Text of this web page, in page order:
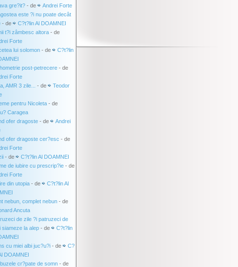
gre?it? - de
Andrei Forte
este ?i nu poate decât
- de
C?t?lin Al DOAMNEI
t?i zâmbesc altora - de
Forte
lui solomon - de
C?t?lin
post-petrecere - de
Forte
AMR 3 zile...
- de
Teodor
pentru Nicoleta - de
Caragea
ofer dragoste - de
Andrei
ofer dragoste cer?esc - de
Forte
- de
C?t?lin Al DOAMNEI
de iubire cu prescrip?ie - de
Forte
din utopia - de
C?t?lin Al
nebun, complet nebun - de
Ancuta
de zile ?i patruzeci de
siameze la alep - de
C?t?lin
cu miei albi juc?u?i - de
C?
DOAMNEI
cr?pate de somn - de